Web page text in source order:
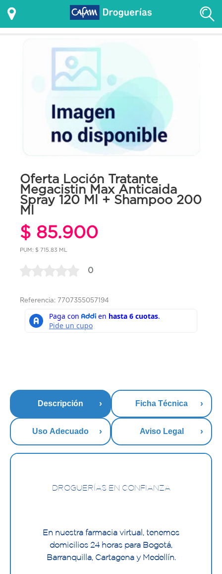
Oferta Loción Tratante
Megacistin Max Anticaida
Spray 120 Ml + Shampoo 200
Ml
$ 85.900
PUM: $ 715.83 ML
0
Referencia: 7707355057194
Descripción Ficha Técnica
Uso Adecuado Aviso Legal
DROGUERÍAS EN CONFIANZA
En nuestra farmacia virtual, tenemos
domicilios 24 horas para Bogotá,
Barranquilla, Cartagena y Medellín.